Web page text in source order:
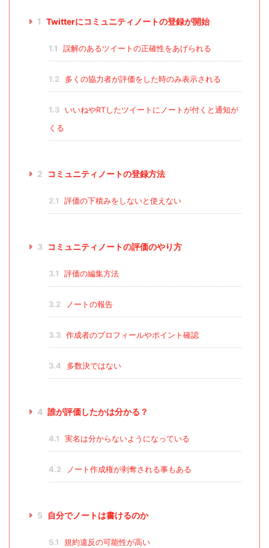
1 Twitterにコミュニティノートの登録が開始
1.1 誤解のあるツイートの正確性をあげられる
1.2 多くの協力者が評価をした時のみ表示される
1.3
いいねやRTしたツイートにノートが付くと通知が
くる
2 コミュニティノートの登録方法
2.1 評価の下積みをしないと使えない
3 コミュニティノートの評価のやり方
3.1 評価の編集方法
3.2 ノートの報告
3.3 作成者のプロフィールやポイント確認
3.4 多数決ではない
4 誰が評価したかは分かる？
4.1 実名は分からないようになっている
4.2 ノート作成権が剥奪される事もある
5 自分でノートは書けるのか
5.1 規約違反の可能性が高い